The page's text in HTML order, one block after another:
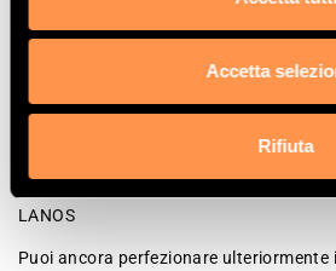
Accetta
Rifiuta
Prodotto
Manufacturer
LANOS
Puoi ancora perfezionare